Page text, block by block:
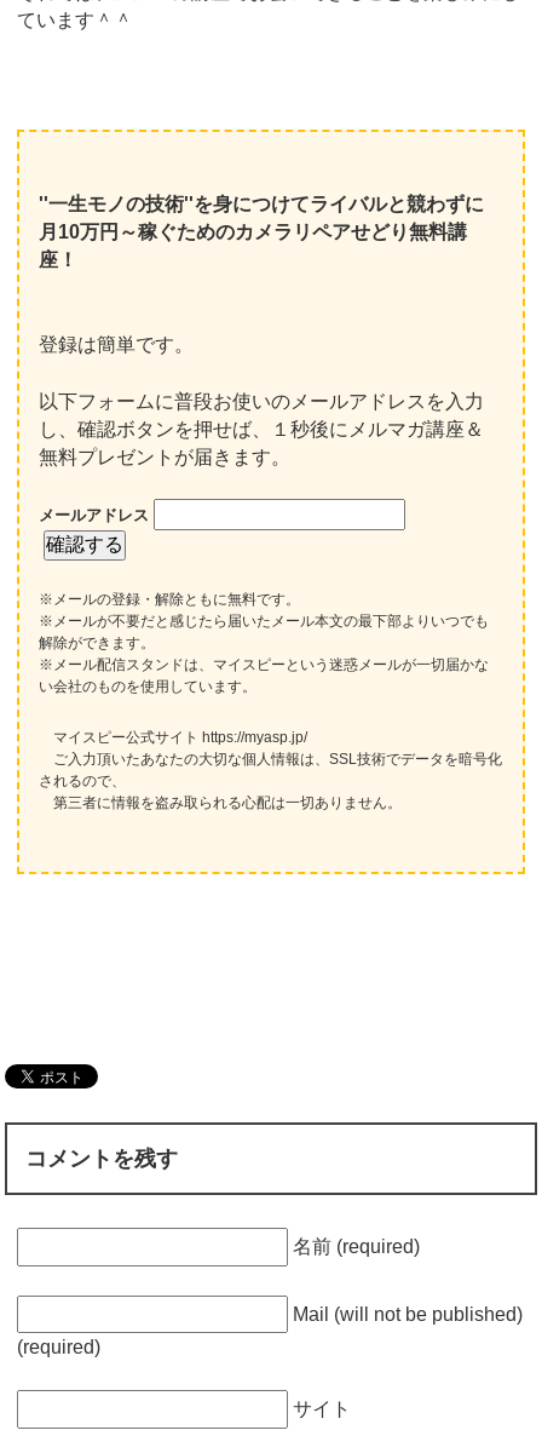
ています＾＾
''一生モノの技術''を身につけてライバルと競わずに
月10万円～稼ぐためのカメラリペアせどり無料講
座！
登録は簡単です。
以下フォームに普段お使いのメールアドレスを入力
し、確認ボタンを押せば、１秒後にメルマガ講座＆
無料プレゼントが届きます。
メールアドレス
※メールの登録・解除ともに無料です。
※メールが不要だと感じたら届いたメール本文の最下部よりいつでも
解除ができます。
※メール配信スタンドは、マイスピーという迷惑メールが一切届かな
い会社のものを使用しています。
マイスピー公式サイト https://myasp.jp/
ご入力頂いたあなたの大切な個人情報は、SSL技術でデータを暗号化
されるので、
第三者に情報を盗み取られる心配は一切ありません。
コメントを残す
名前 (required)
Mail (will not be published)
(required)
サイト